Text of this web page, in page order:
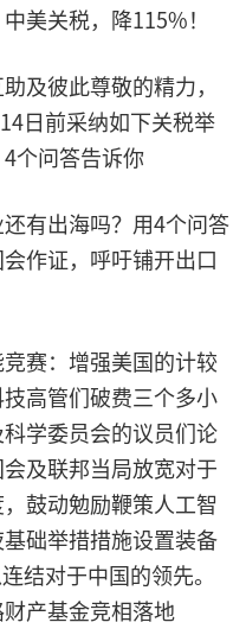
美关税，降115%！
及彼此尊敬的精力，
日前采纳如下关税举
个问答告诉你
有出海吗？用4个问答
作证，呼吁铺开出口
赛：增强美国的计较
高管们破费三个多小
学委员会的议员们论
及联邦当局放宽对于
鼓动勉励鞭策人工智
础举措措施设置装备
结对于中国的领先。
产基金竞相落地